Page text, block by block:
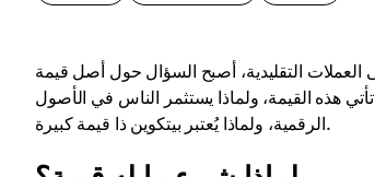
العملات التقليدية، أصبح السؤال حول أصل قيمة
هذه القيمة، ولماذا يستثمر الناس في الأصول
الرقمية، ولماذا يُعتبر بيتكوين ذا قيمة كبيرة.